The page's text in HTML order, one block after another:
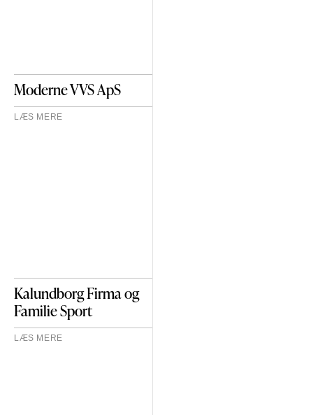
Moderne VVS ApS
LÆS MERE
Kalundborg Firma og
Familie Sport
LÆS MERE